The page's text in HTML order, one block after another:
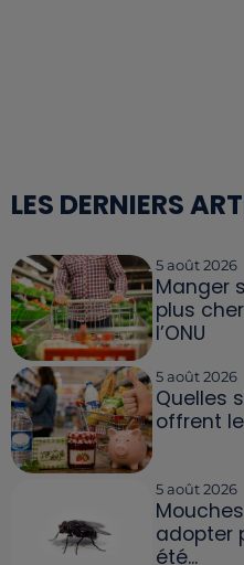
LES DERNIERS
5 août 2026
Manger
plus
l’ONU
5 août 2026
Quelles
offrent
5 août 2026
adopter
été...